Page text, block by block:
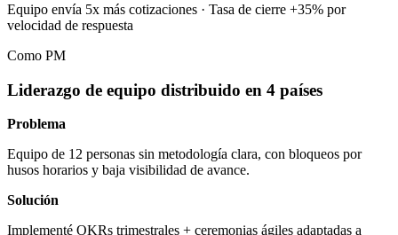
Equipo envía 5x más cotizaciones · Tasa de cierre +35% por
velocidad de respuesta
Como PM
Liderazgo de equipo distribuido en 4 países
Problema
Equipo de 12 personas sin metodología clara, con bloqueos por
husos horarios y baja visibilidad de avance.
Solución
Implementé OKRs trimestrales + ceremonias ágiles adaptadas a